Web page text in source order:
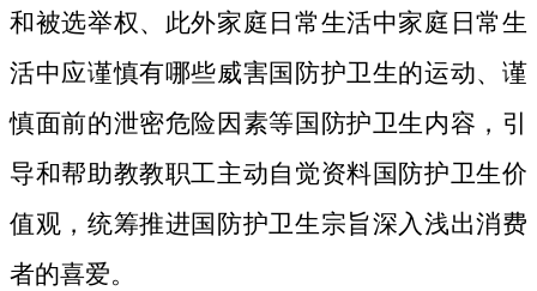
和被选举权、此外家庭日常生活中家庭日常生
活中应谨慎有哪些威害国防护卫生的运动、谨
慎面前的泄密危险因素等国防护卫生内容，引
导和帮助教教职工主动自觉资料国防护卫生价
值观，统筹推进国防护卫生宗旨深入浅出消费
者的喜爱。